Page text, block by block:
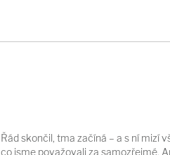
Řád skončil, tma začíná – a s ní mizí
co jsme považovali za samozřejmé.